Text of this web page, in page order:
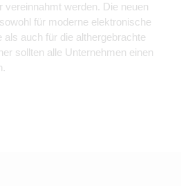
vereinnahmt werden. Die neuen
für moderne elektronische
auch für die althergebrachte
sollten alle Unternehmen einen